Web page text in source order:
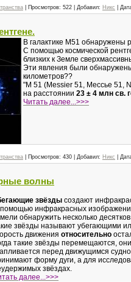
Просмотров: 522 Добавил: Никс
В галактике M51 обнаружены
С помощью космической
близких к Земле
Эти явления были
километров??
"M 51 (Messier 51, Мессье 51,
на расстоянии 23 ± 4 млн св.
Читать далее...>>>
Просмотров: 430 Добавил: Никс
волны
звёзды создают
инфракрасных
обнаружить несколько
звёзды называют убегающими
движения относительно
такие звёзды перемещаются,
перед движущимся
форму дуги, а для
звёздах.
далее...>>>